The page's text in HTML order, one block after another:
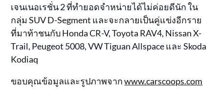
เจนเนอเรชั่น 2 ที่ทำยอดจำหน่ายได้ไม่ค่อยดีนัก ใน
กลุ่ม SUV D-Segment และจะกลายเป็นคู่แข่งอีกราย
ที่มาท้าชนกับ Honda CR-V, Toyota RAV4, Nissan X-
Trail, Peugeot 5008, VW Tiguan Allspace และ Skoda
Kodiaq
ขอบคุณข้อมูลและรูปภาพจากwww.carscoops.com